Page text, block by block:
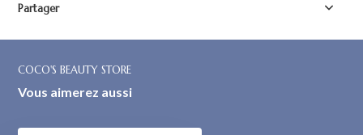
Partager
COCO'S BEAUTY STORE
Vous aimerez aussi